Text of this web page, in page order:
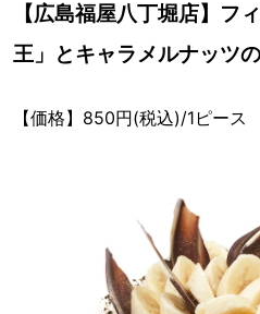
【広島福屋八丁堀店】フ
王」とキャラメルナッツ
【価格】850円(税込)/1ピース